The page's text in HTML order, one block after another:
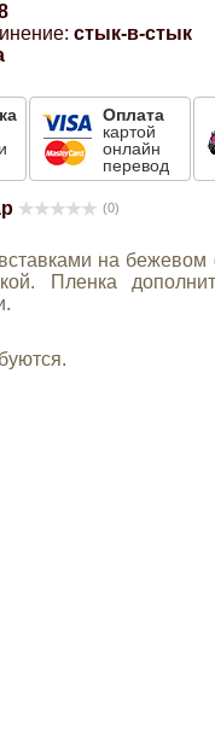
стык-в-стык
Оплата
картой
онлайн
перевод
(0)
на
Пленка